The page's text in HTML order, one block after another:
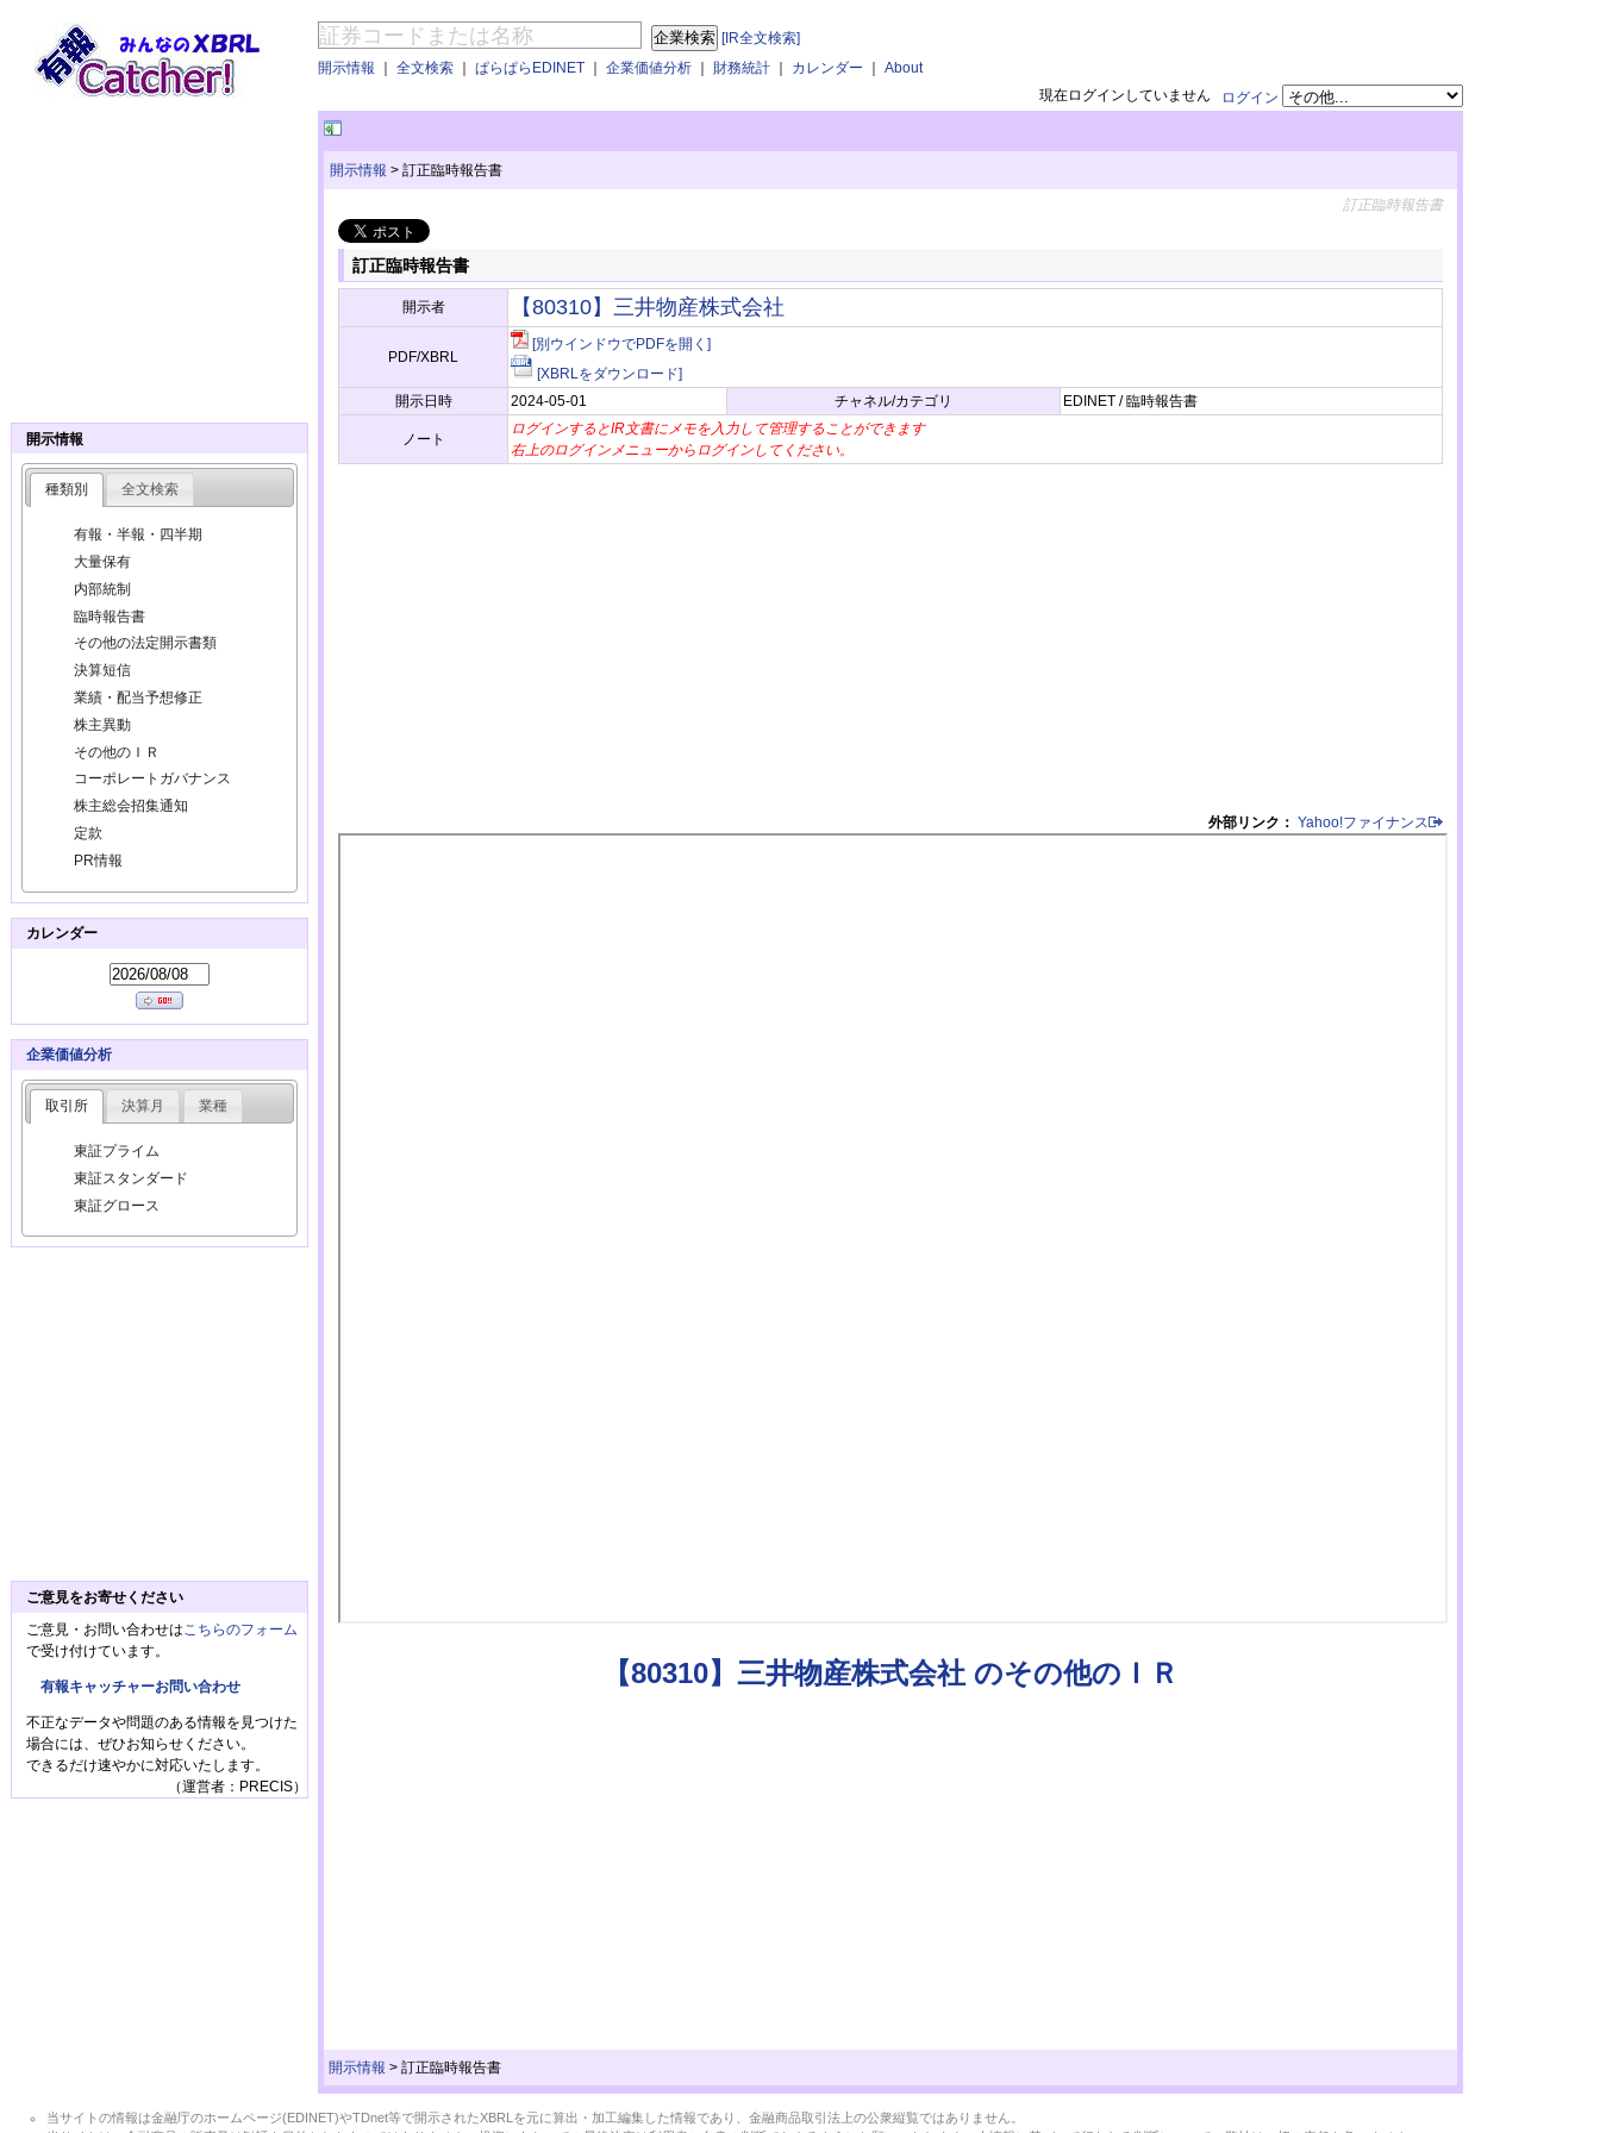
[IR全文検索]
開示情報 ｜ 全文検索 ｜ ぱらぱらEDINET ｜ 企業価値分析 ｜ 財務統計 ｜ カレンダー ｜ About
ログイン
現在ログインしていません
開示情報 > 訂正臨時報告書
訂正臨時報告書
訂正臨時報告書
開示者 【80310】三井物産株式会社
PDF/XBRL
[別ウインドウでPDFを開く]
[XBRLをダウンロード]
開示日時
2024-05-01 チャネル/カテゴリ EDINET / 臨時報告書
ノート
ログインするとIR文書にメモを入力して管理することができます
右上のログインメニューからログインしてください。
外部リンク： Yahoo!ファイナンス
【80310】三井物産株式会社 のその他のＩＲ
開示情報 > 訂正臨時報告書
開示情報
種類別 全文検索
有報・半報・四半期
大量保有
内部統制
臨時報告書
その他の法定開示書類
決算短信
業績・配当予想修正
株主異動
その他のＩＲ
コーポレートガバナンス
株主総会招集通知
定款
PR情報
カレンダー
企業価値分析
取引所 決算月 業種
東証プライム
東証スタンダード
東証グロース
ご意見をお寄せください
ご意見・お問い合わせは こちらのフォーム
で受け付けています。
有報キャッチャーお問い合わせ
不正なデータや問題のある情報を見つけた
場合には、ぜひお知らせください。
できるだけ速やかに対応いたします。
（運営者：PRECIS）
当サイトの情報は金融庁のホームページ(EDINET)やTDnet等で開示されたXBRLを元に算出・加工編集した情報であり、金融商品取引法上の公衆縦覧ではありません。